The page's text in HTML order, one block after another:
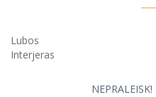
Lubos
Interjeras